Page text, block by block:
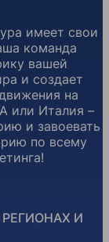
И
имеет свои
команда
вашей
и создает
на
или Италия –
и завоевать
по всему